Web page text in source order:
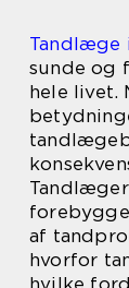
Tandlæge
sunde og
hele livet.
af
hvorfor
hvilke